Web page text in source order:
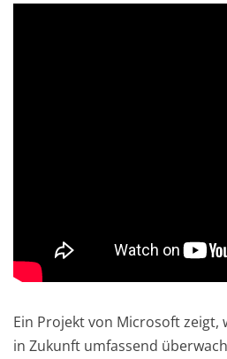
Ein Projekt von Microsoft zeigt,
in Zukunft umfassend